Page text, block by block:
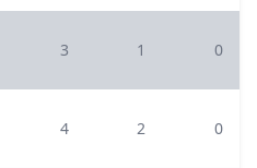
3 1 0
4 2 0